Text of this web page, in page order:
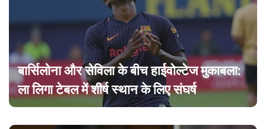
बार्सिलोना और सेविला के बीच हाईवोल्टेज मुकाबला:
ला लिगा टेबल में शीर्ष स्थान के लिए संघर्ष